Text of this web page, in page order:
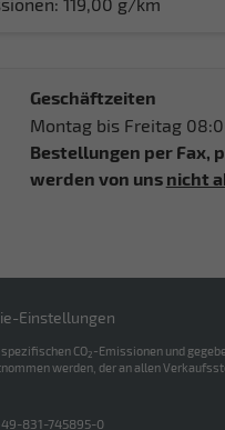
119,00 g/km
Geschäftzeiten
Montag bis Freitag
Bestellungen per Fax,
werden von uns nicht
Einstellungen
CO2 -Emissionen und
werden, der an allen
831-745895-0